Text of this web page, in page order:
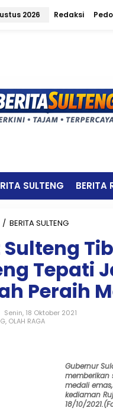
2026 Redaksi
SULTENG BERITA
/ BERITA SULTENG
l
e
t
S
u
t
i
b
a
d
Tepati
Peraih
Senin, 18 Oktober 2021
, OLAH RAGA
Gubernur
memberikan
medali
kediaman
18/10/